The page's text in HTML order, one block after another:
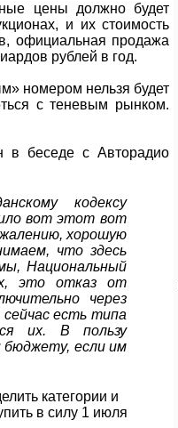
цены должно будет
и их стоимость
официальная продажа
рублей в год.
номером нельзя будет
с теневым рынком.
в беседе с Авторадио
кодексу
вот этот вот
хорошую
что здесь
Национальный
это отказ от
через
есть типа
их. В пользу
бюджету, если им
категории и
в силу 1 июля